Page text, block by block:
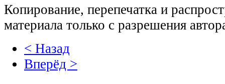
Копирование, перепечатка и
материала только с разрешения
< Назад
Вперёд >